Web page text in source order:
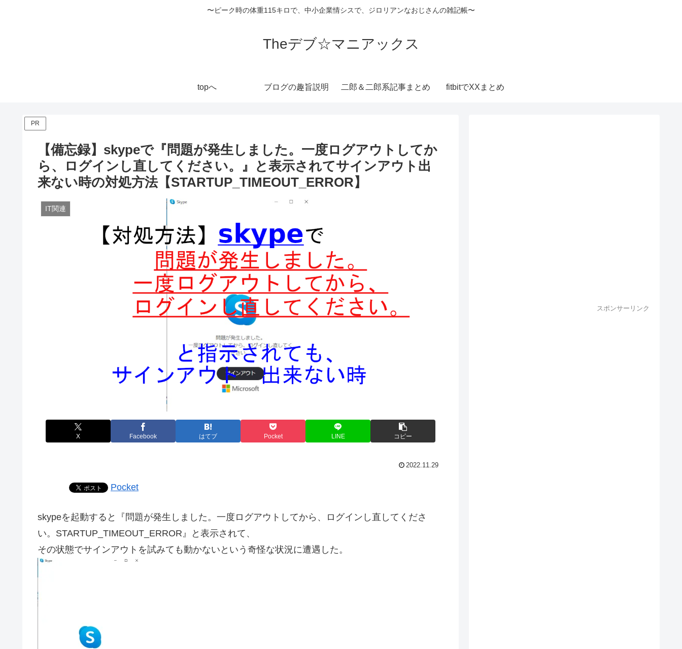
〜ピーク時の体重115キロで、中小企業情シスで、ジロリアンなおじさんの雑記帳〜
Theデブ☆マニアックス
topへ ブログの趣旨説明 二郎＆二郎系記事まとめ fitbitでXXまとめ
PR
【備忘録】skypeで『問題が発生しました。一度ログアウトしてか
ら、ログインし直してください。』と表示されてサインアウト出
来ない時の対処方法【STARTUP_TIMEOUT_ERROR】
IT関連
X Facebook はてブ Pocket LINE コピー
2022.11.29
Pocket
skypeを起動すると『問題が発生しました。一度ログアウトしてから、ログインし直してくださ
い。STARTUP_TIMEOUT_ERROR』と表示されて、
その状態でサインアウトを試みても動かないという奇怪な状況に遭遇した。
スポンサーリンク